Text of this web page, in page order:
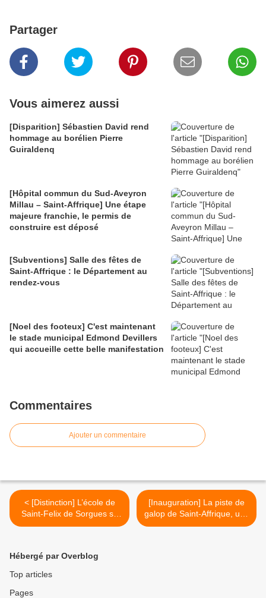
Partager
Vous aimerez aussi
[Disparition] Sébastien David rend
hommage au borélien Pierre
Guiraldenq
[Hôpital commun du Sud-Aveyron
Millau – Saint-Affrique] Une étape
majeure franchie, le permis de
construire est déposé
[Subventions] Salle des fêtes de
Saint-Affrique : le Département au
rendez-vous
[Noel des footeux] C'est maintenant
le stade municipal Edmond Devillers
qui accueille cette belle manifestation
Commentaires
Ajouter un commentaire
< [Distinction] L’école de
Saint-Felix de Sorgues se
voit remettre le prix de la
[Inauguration] La piste de
galop de Saint-Affrique, une
étape du Pole de Pleine
Hébergé par Overblog
Top articles
Pages